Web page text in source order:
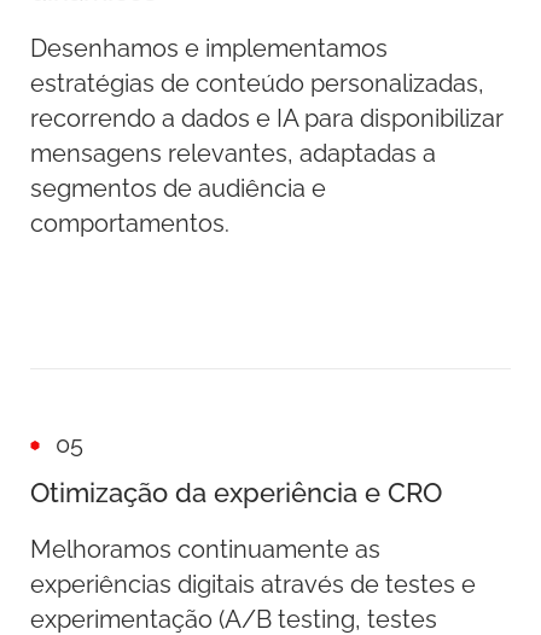
Desenhamos e implementamos
estratégias de conteúdo personalizadas,
recorrendo a dados e IA para disponibilizar
mensagens relevantes, adaptadas a
segmentos de audiência e
comportamentos.
05
Otimização da experiência e CRO
Melhoramos continuamente as
experiências digitais através de testes e
experimentação (A/B testing, testes